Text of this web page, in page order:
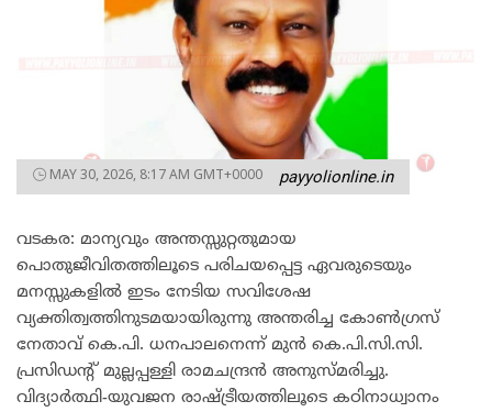
MAY 30, 2026, 8:17 AM GMT+0000 payyolionline.in
വടകര: മാന്യവും അന്തസ്സുറ്റതുമായ
പൊതുജീവിതത്തിലൂടെ പരിചയപ്പെട്ട ഏവരുടെയും
മനസ്സുകളിൽ ഇടം നേടിയ സവിശേഷ
വ്യക്തിത്വത്തിനുടമയായിരുന്നു അന്തരിച്ച കോൺഗ്രസ്
നേതാവ് കെ.പി. ധനപാലനെന്ന് മുൻ കെ.പി.സി.സി.
പ്രസിഡന്റ് മുല്ലപ്പള്ളി രാമചന്ദ്രൻ അനുസ്മരിച്ചു.
വിദ്യാർത്ഥി-യുവജന രാഷ്ട്രീയത്തിലൂടെ കഠിനാധ്വാനം